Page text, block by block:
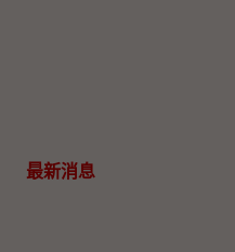
最新消息